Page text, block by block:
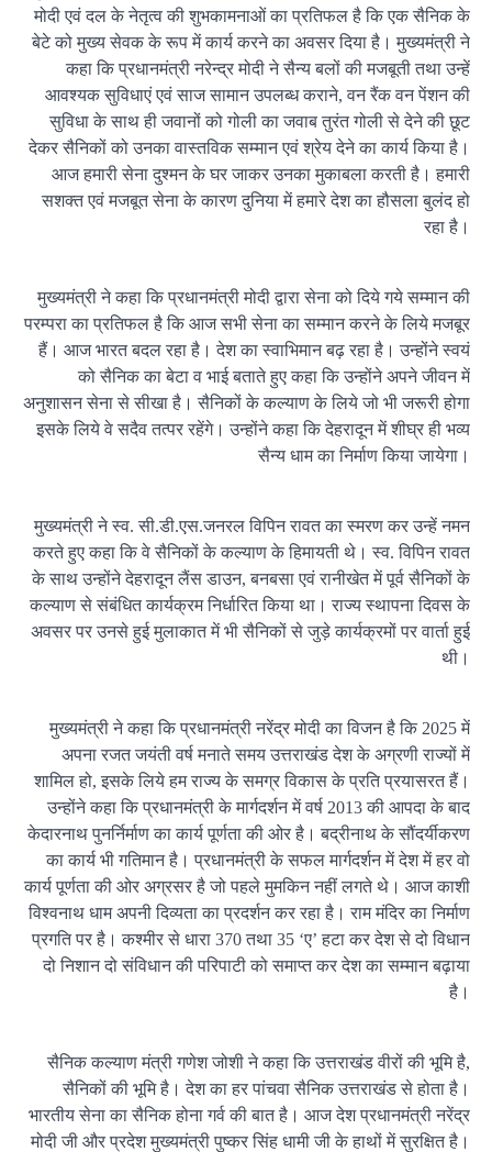
मोदी एवं दल के नेतृत्व की शुभकामनाओं का प्रतिफल है कि एक सैनिक के
बेटे को मुख्य सेवक के रूप में कार्य करने का अवसर दिया है। मुख्यमंत्री ने
कहा कि प्रधानमंत्री नरेन्द्र मोदी ने सैन्य बलों की मजबूती तथा उन्हें
आवश्यक सुविधाएं एवं साज सामान उपलब्ध कराने, वन रैंक वन पेंशन की
सुविधा के साथ ही जवानों को गोली का जवाब तुरंत गोली से देने की छूट
देकर सैनिकों को उनका वास्तविक सम्मान एवं श्रेय देने का कार्य किया है।
आज हमारी सेना दुश्मन के घर जाकर उनका मुकाबला करती है। हमारी
सशक्त एवं मजबूत सेना के कारण दुनिया में हमारे देश का हौसला बुलंद हो
रहा है।
मुख्यमंत्री ने कहा कि प्रधानमंत्री मोदी द्वारा सेना को दिये गये सम्मान की
परम्परा का प्रतिफल है कि आज सभी सेना का सम्मान करने के लिये मजबूर
हैं। आज भारत बदल रहा है। देश का स्वाभिमान बढ़ रहा है। उन्होंने स्वयं
को सैनिक का बेटा व भाई बताते हुए कहा कि उन्होंने अपने जीवन में
अनुशासन सेना से सीखा है। सैनिकों के कल्याण के लिये जो भी जरूरी होगा
इसके लिये वे सदैव तत्पर रहेंगे। उन्होंने कहा कि देहरादून में शीघ्र ही भव्य
सैन्य धाम का निर्माण किया जायेगा।
मुख्यमंत्री ने स्व. सी.डी.एस.जनरल विपिन रावत का स्मरण कर उन्हें नमन
करते हुए कहा कि वे सैनिकों के कल्याण के हिमायती थे। स्व. विपिन रावत
के साथ उन्होंने देहरादून लैंस डाउन, बनबसा एवं रानीखेत में पूर्व सैनिकों के
कल्याण से संबंधित कार्यक्रम निर्धारित किया था। राज्य स्थापना दिवस के
अवसर पर उनसे हुई मुलाकात में भी सैनिकों से जुड़े कार्यक्रमों पर वार्ता हुई
थी।
मुख्यमंत्री ने कहा कि प्रधानमंत्री नरेंद्र मोदी का विजन है कि 2025 में
अपना रजत जयंती वर्ष मनाते समय उत्तराखंड देश के अग्रणी राज्यों में
शामिल हो, इसके लिये हम राज्य के समग्र विकास के प्रति प्रयासरत हैं।
उन्होंने कहा कि प्रधानमंत्री के मार्गदर्शन में वर्ष 2013 की आपदा के बाद
केदारनाथ पुनर्निर्माण का कार्य पूर्णता की ओर है। बद्रीनाथ के सौंदर्यीकरण
का कार्य भी गतिमान है। प्रधानमंत्री के सफल मार्गदर्शन में देश में हर वो
कार्य पूर्णता की ओर अग्रसर है जो पहले मुमकिन नहीं लगते थे। आज काशी
विश्वनाथ धाम अपनी दिव्यता का प्रदर्शन कर रहा है। राम मंदिर का निर्माण
प्रगति पर है। कश्मीर से धारा 370 तथा 35 ‘ए’ हटा कर देश से दो विधान
दो निशान दो संविधान की परिपाटी को समाप्त कर देश का सम्मान बढ़ाया
है।
सैनिक कल्याण मंत्री गणेश जोशी ने कहा कि उत्तराखंड वीरों की भूमि है,
सैनिकों की भूमि है। देश का हर पांचवा सैनिक उत्तराखंड से होता है।
भारतीय सेना का सैनिक होना गर्व की बात है। आज देश प्रधानमंत्री नरेंद्र
मोदी जी और प्रदेश मुख्यमंत्री पुष्कर सिंह धामी जी के हाथों में सुरक्षित है।